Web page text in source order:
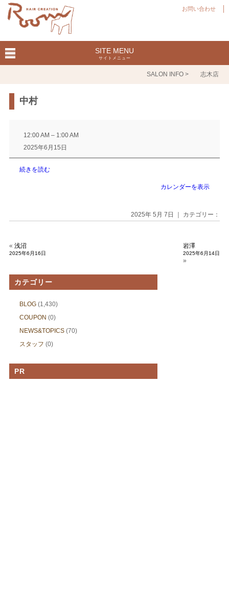
お問い合わせ
SITE MENU
サイトメニュー
SALON INFO > 志木店
中村
12:00 AM – 1:00 AM
2025年6月15日
続きを読む
カレンダーを表示
2025年 5月 7日 ｜ カテゴリー：
« 浅沼
2025年6月16日
岩澤
2025年6月14日
»
カテゴリー
BLOG(1,430)
COUPON (0)
NEWS&TOPICS(70)
スタッフ (0)
PR